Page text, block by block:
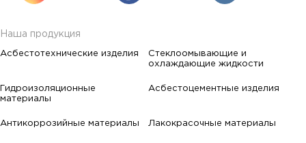
Наша продукция
Асбестотехнические изделия
Стеклоомывающие и
охлаждающие жидкости
Гидроизоляционные
материалы
Асбестоцементные изделия
Антикоррозийные материалы Лакокрасочные материалы